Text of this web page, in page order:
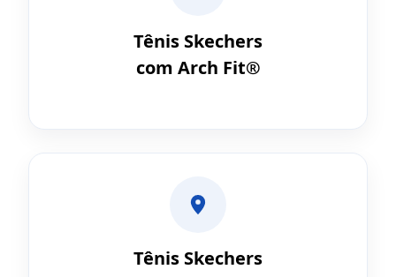
Tênis Skechers
com Arch Fit®
Tênis Skechers